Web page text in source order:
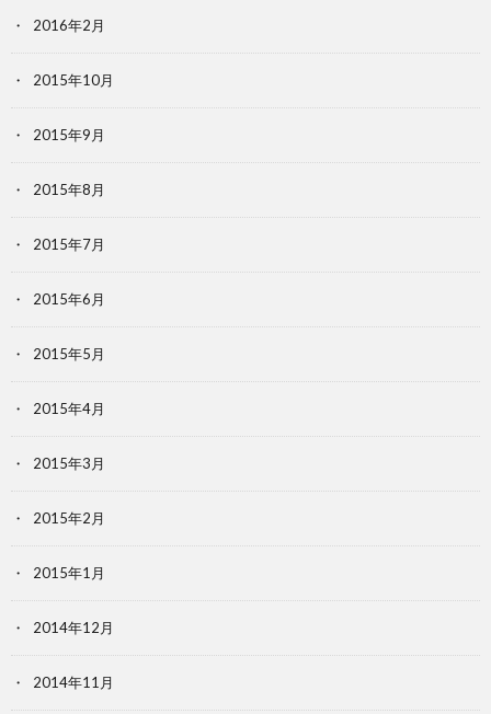
2016年2月
2015年10月
2015年9月
2015年8月
2015年7月
2015年6月
2015年5月
2015年4月
2015年3月
2015年2月
2015年1月
2014年12月
2014年11月